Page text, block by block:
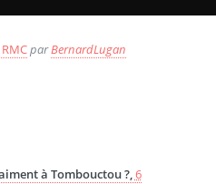
parBernardLugan
à Tombouctou ?,6